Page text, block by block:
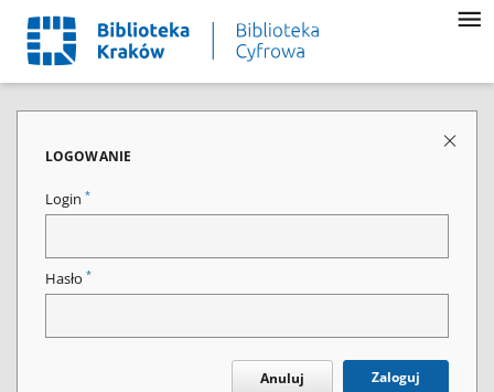
LOGOWANIE
Login *
Hasło *
Anuluj Zaloguj